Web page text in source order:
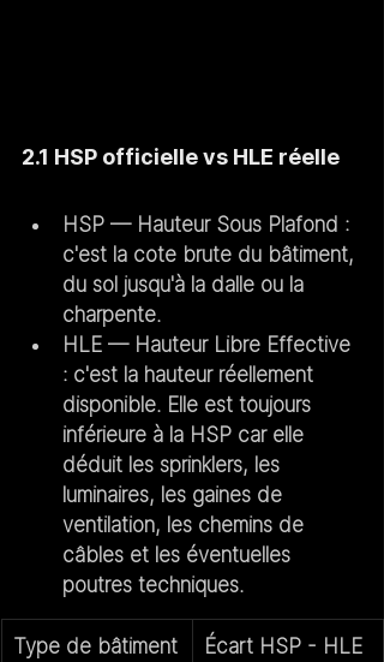
2.1 HSP officielle vs HLE réelle
HSP — Hauteur Sous Plafond :
c'est la cote brute du bâtiment,
du sol jusqu'à la dalle ou la
charpente.
HLE — Hauteur Libre Effective
: c'est la hauteur réellement
disponible. Elle est toujours
inférieure à la HSP car elle
déduit les sprinklers, les
luminaires, les gaines de
ventilation, les chemins de
câbles et les éventuelles
poutres techniques.
Type de bâtiment
Écart HSP - HLE